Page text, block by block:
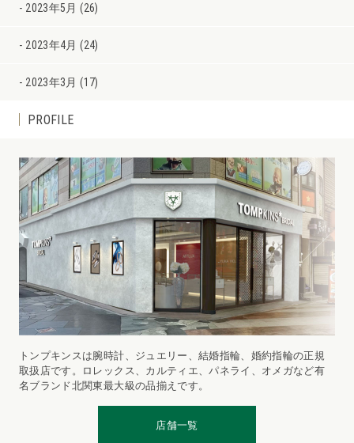
2023年5月 (26)
2023年4月 (24)
2023年3月 (17)
PROFILE
トンプキンスは腕時計、ジュエリー、結婚指輪、婚約指輪の正規
取扱店です。ロレックス、カルティエ、パネライ、オメガなど有
名ブランド北関東最大級の品揃えです。
店舗一覧